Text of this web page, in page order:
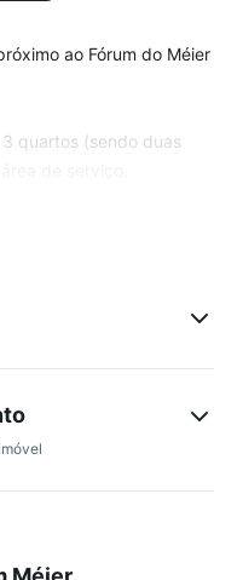
ao Fórum do Méier
quartos (sendo duas
incluídas, exceto para
que são
que já tenham sido